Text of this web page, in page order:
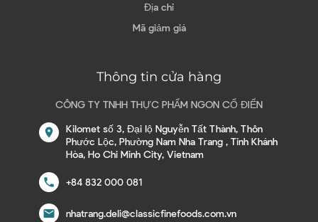
Địa chỉ
Mã giảm giá
Thông tin cửa hàng
CÔNG TY TNHH THỰC PHẨM NGON CỔ ĐIỂN
location_on
Kilomet số 3, Đại lộ Nguyễn Tất Thành, Thôn
Phước Lộc, Phường Nam Nha Trang , Tỉnh Khánh
Hòa, Ho Chi Minh City, Vietnam
call +84 832 000 081
email nhatrang.deli@classicfinefoods.com.vn